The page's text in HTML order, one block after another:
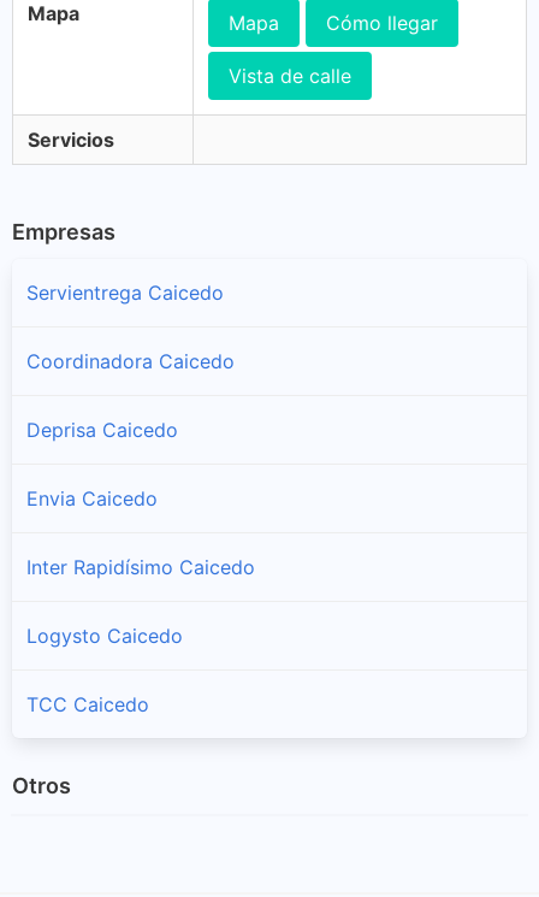
Mapa Mapa Cómo llegar
Vista de calle
Servicios
Empresas
Servientrega Caicedo
Coordinadora Caicedo
Deprisa Caicedo
Envia Caicedo
Inter Rapidísimo Caicedo
Logysto Caicedo
TCC Caicedo
Otros